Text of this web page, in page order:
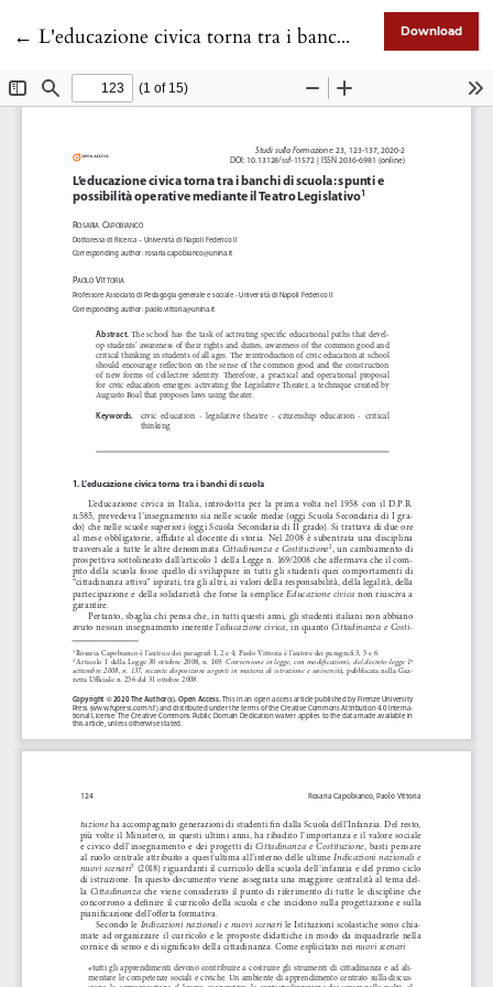
← Return to Article Details
L'educazione civica torna tra i banchi di scuola: spunti e possibilità operative mediante il Teatro Legislativo Download